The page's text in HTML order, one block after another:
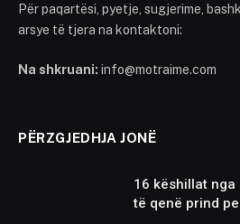
Për paqartësi, pyetje, sugjerime,
arsye të tjera na kontaktoni:
Na shkruani: info@motraime.com
PËRZGJEDHJA JONË
16 këshillat
të qenë prind